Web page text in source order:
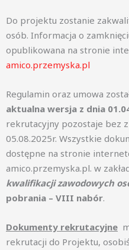
Do projektu zostanie
osób. Informacja o
opublikowana na stronie
amico.przemyska.pl
Regulamin oraz umowa
aktualna wersja z dnia
rekrutacyjny pozostaje bez
05.08.2025r. Wszystkie
dostępne na stronie
amico.przemyska.pl. w
kwalifikacji zawodowych
pobrania – VIII nabór.
Dokumenty rekrutacyjne
rekrutacji do Projektu,